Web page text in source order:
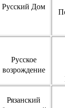
Русский Дом
Русское
возрождение
Рязанский